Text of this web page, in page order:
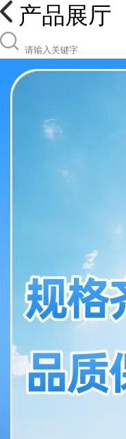
产品展厅